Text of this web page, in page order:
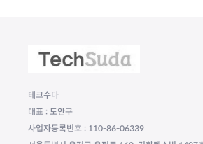
테크수다
대표 : 도안구
사업자등록번호 : 110-86-06339